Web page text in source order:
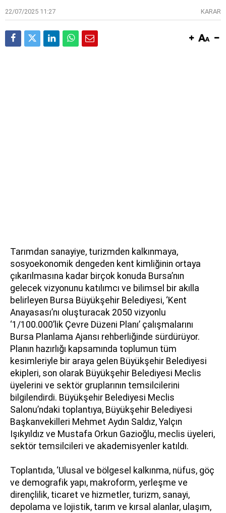
22/07/2025 11:27 KARAR
Tarımdan sanayiye, turizmden kalkınmaya,
sosyoekonomik dengeden kent kimliğinin ortaya
çıkarılmasına kadar birçok konuda Bursa’nın
gelecek vizyonunu katılımcı ve bilimsel bir akılla
belirleyen Bursa Büyükşehir Belediyesi, ‘Kent
Anayasası’nı oluşturacak 2050 vizyonlu
‘1/100.000’lik Çevre Düzeni Planı’ çalışmalarını
Bursa Planlama Ajansı rehberliğinde sürdürüyor.
Planın hazırlığı kapsamında toplumun tüm
kesimleriyle bir araya gelen Büyükşehir Belediyesi
ekipleri, son olarak Büyükşehir Belediyesi Meclis
üyelerini ve sektör gruplarının temsilcilerini
bilgilendirdi. Büyükşehir Belediyesi Meclis
Salonu’ndaki toplantıya, Büyükşehir Belediyesi
Başkanvekilleri Mehmet Aydın Saldız, Yalçın
Işıkyıldız ve Mustafa Orkun Gazioğlu, meclis üyeleri,
sektör temsilcileri ve akademisyenler katıldı.
Toplantıda, ‘Ulusal ve bölgesel kalkınma, nüfus, göç
ve demografik yapı, makroform, yerleşme ve
dirençlilik, ticaret ve hizmetler, turizm, sanayi,
depolama ve lojistik, tarım ve kırsal alanlar, ulaşım,